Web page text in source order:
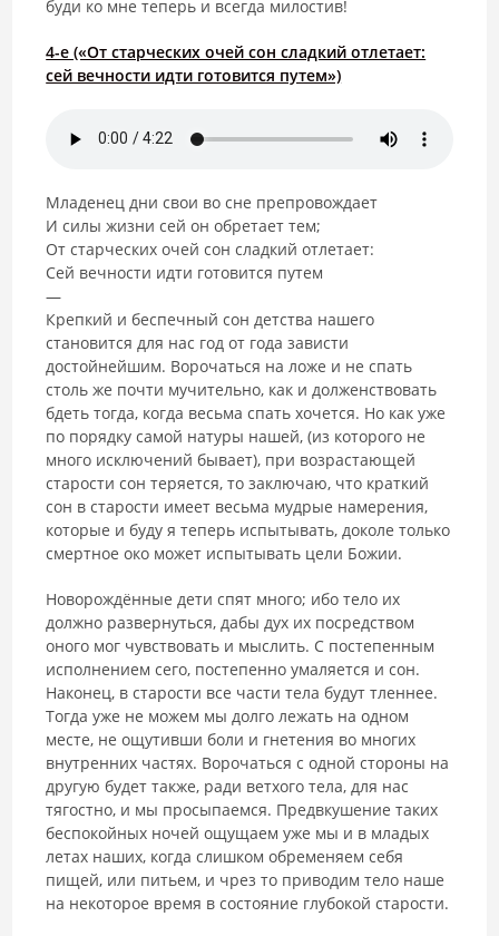
буди ко мне теперь и всегда милостив!
4-е («От старческих очей сон сладкий отлетает:
сей вечности идти готовится путем»)
Младенец дни свои во сне препровождает
И силы жизни сей он обретает тем;
От старческих очей сон сладкий отлетает:
Сей вечности идти готовится путем
—
Крепкий и беспечный сон детства нашего
становится для нас год от года зависти
достойнейшим. Ворочаться на ложе и не спать
столь же почти мучительно, как и долженствовать
бдеть тогда, когда весьма спать хочется. Но как уже
по порядку самой натуры нашей, (из которого не
много исключений бывает), при возрастающей
старости сон теряется, то заключаю, что краткий
сон в старости имеет весьма мудрые намерения,
которые и буду я теперь испытывать, доколе только
смертное око может испытывать цели Божии.
Новорождённые дети спят много; ибо тело их
должно развернуться, дабы дух их посредством
оного мог чувствовать и мыслить. С постепенным
исполнением сего, постепенно умаляется и сон.
Наконец, в старости все части тела будут тленнее.
Тогда уже не можем мы долго лежать на одном
месте, не ощутивши боли и гнетения во многих
внутренних частях. Ворочаться с одной стороны на
другую будет также, ради ветхого тела, для нас
тягостно, и мы просыпаемся. Предвкушение таких
беспокойных ночей ощущаем уже мы и в младых
летах наших, когда слишком обременяем себя
пищей, или питьем, и чрез то приводим тело наше
на некоторое время в состояние глубокой старости.